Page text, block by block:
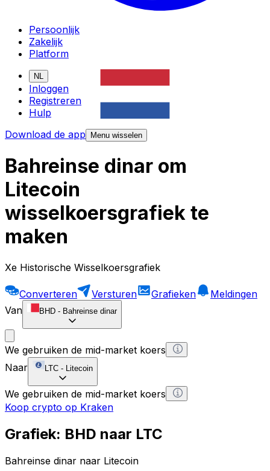
Persoonlijk
Zakelijk
Platform
NL
Inloggen
Registreren
Hulp
Download de app
Menu wisselen
Bahreinse dinar om
Litecoin
wisselkoersgrafiek te
maken
Xe Historische Wisselkoersgrafiek
Converteren Versturen Grafieken
Meldingen
Van
BHD - Bahreinse dinar
We gebruiken de mid-market koers
Naar
LTC - Litecoin
We gebruiken de mid-market koers
Koop crypto op Kraken
Grafiek: BHD naar LTC
Bahreinse dinar naar Litecoin